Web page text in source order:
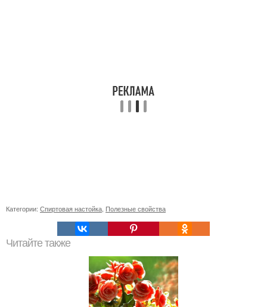
Категории: Спиртовая настойка Полезные свойства
Читайте также